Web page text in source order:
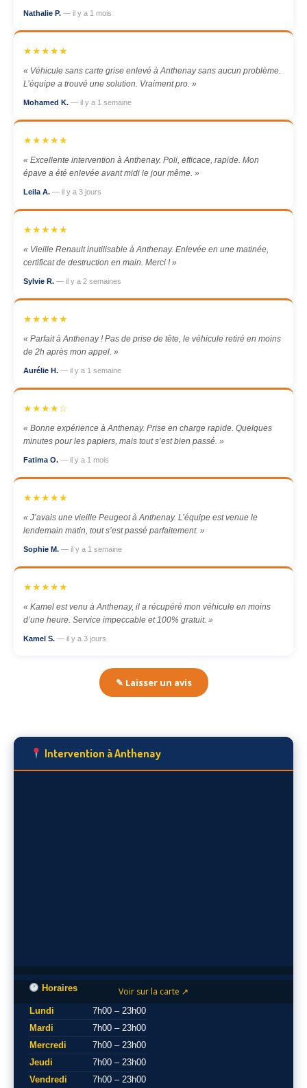
Nathalie P. — il y a 1 mois
★★★★★
« Véhicule sans carte grise enlevé à Anthenay sans aucun problème.
L’équipe a trouvé une solution. Vraiment pro. »
Mohamed K. — il y a 1 semaine
★★★★★
« Excellente intervention à Anthenay. Poli, efficace, rapide. Mon
épave a été enlevée avant midi le jour même. »
Leila A. — il y a 3 jours
★★★★★
« Vieille Renault inutilisable à Anthenay. Enlevée en une matinée,
certificat de destruction en main. Merci ! »
Sylvie R. — il y a 2 semaines
★★★★★
« Parfait à Anthenay ! Pas de prise de tête, le véhicule retiré en moins
de 2h après mon appel. »
Aurélie H. — il y a 1 semaine
★★★★☆
« Bonne expérience à Anthenay. Prise en charge rapide. Quelques
minutes pour les papiers, mais tout s’est bien passé. »
Fatima O. — il y a 1 mois
★★★★★
« J’avais une vieille Peugeot à Anthenay. L’équipe est venue le
lendemain matin, tout s’est passé parfaitement. »
Sophie M. — il y a 1 semaine
★★★★★
« Kamel est venu à Anthenay, il a récupéré mon véhicule en moins
d’une heure. Service impeccable et 100% gratuit. »
Kamel S. — il y a 3 jours
✎ Laisser un avis
Intervention à Anthenay
Voir sur la carte ↗
Horaires
Lundi
7h00 – 23h00
Mardi
7h00 – 23h00
Mercredi
7h00 – 23h00
Jeudi
7h00 – 23h00
Vendredi
7h00 – 23h00